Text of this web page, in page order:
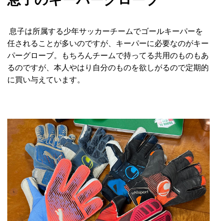
息子は所属する少年サッカーチームでゴールキーパーを
任されることが多いのですが、キーパーに必要なのがキー
パーグローブ。もちろんチームで持ってる共用のものもあ
るのですが、本人やはり自分のものを欲しがるので定期的
に買い与えています。